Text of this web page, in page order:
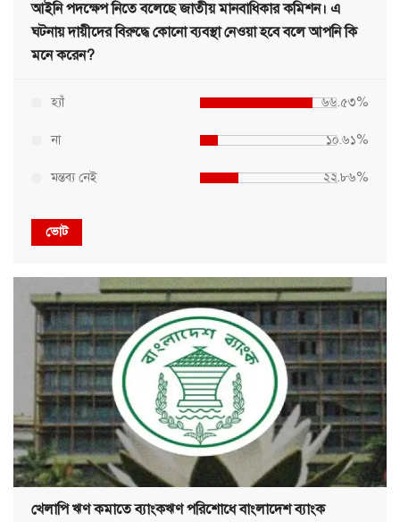
আইনি পদক্ষেপ নিতে বলেছে জাতীয় মানবাধিকার কমিশন। এ
ঘটনায় দায়ীদের বিরুদ্ধে কোনো ব্যবস্থা নেওয়া হবে বলে আপনি কি
মনে করেন?
হ্যাঁ ৬৬.৫৩%
না ১০.৬১%
মন্তব্য নেই ২২.৮৬%
ভোট
খেলাপি ঋণ কমাতে ব্যাংকঋণ পরিশোধে বাংলাদেশ ব্যাংক